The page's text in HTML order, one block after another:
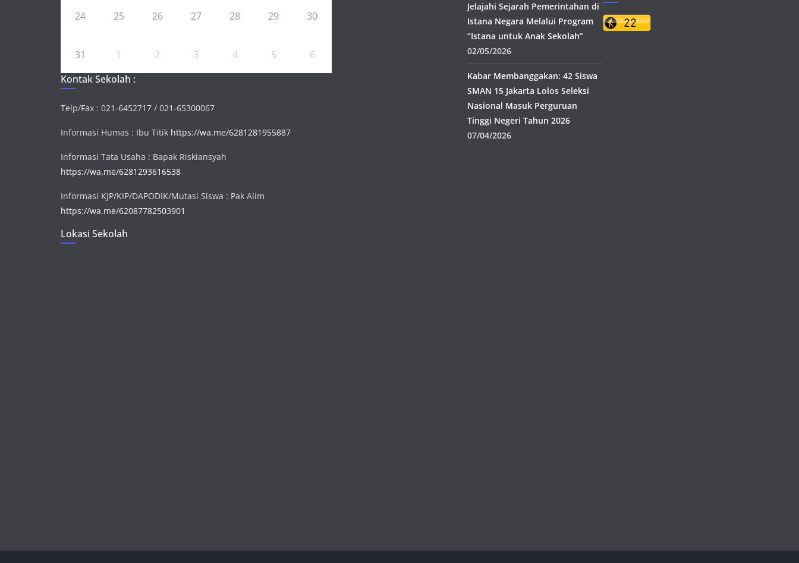
24 25 26 27 28 29 30
31 1 2 3 4 5
6
Kontak Sekolah :
Telp/Fax : 021-6452717 / 021-65300067
Informasi Humas : Ibu Titik https://wa.me/6281281955887
Informasi Tata Usaha : Bapak Riskiansyah
https://wa.me/6281293616538
Informasi KJP/KIP/DAPODIK/Mutasi Siswa : Pak Alim
https://wa.me/62087782503901
Lokasi Sekolah
Jelajahi Sejarah Pemerintahan di
Istana Negara Melalui Program
“Istana untuk Anak Sekolah”
02/05/2026
Kabar Membanggakan: 42 Siswa
SMAN 15 Jakarta Lolos Seleksi
Nasional Masuk Perguruan
Tinggi Negeri Tahun 2026
07/04/2026